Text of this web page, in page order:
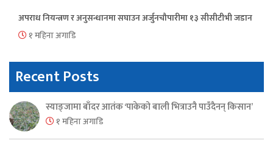
अपराध नियन्त्रण र अनुसन्धानमा सघाउन अर्जुनचौपारीमा १३ सीसीटीभी जडान
१ महिना अगाडि
Recent Posts
स्याङ्जामा बाँदर आतंक ‘पाकेको बाली भित्राउनै पाउँदैनन् किसान’
१ महिना अगाडि